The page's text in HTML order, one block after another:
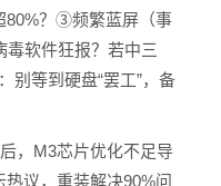
80%？③频繁蓝屏（事
毒软件狂报？若中三
别等到硬盘“罢工”，备
，M3芯片优化不足导
议，重装解决90%问